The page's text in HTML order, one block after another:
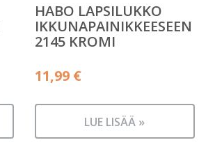
HABO LAPSILUKKO
IKKUNAPAINIKKEESEEN
2145 KROMI
11,99 €
LUE LISÄÄ »